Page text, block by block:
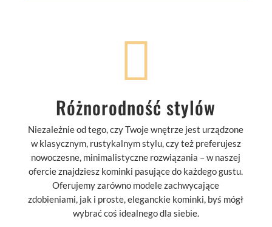

Różnorodność stylów
Niezależnie od tego, czy Twoje wnętrze jest urządzone
w klasycznym, rustykalnym stylu, czy też preferujesz
nowoczesne, minimalistyczne rozwiązania – w naszej
ofercie znajdziesz kominki pasujące do każdego gustu.
Oferujemy zarówno modele zachwycające
zdobieniami, jak i proste, eleganckie kominki, byś mógł
wybrać coś idealnego dla siebie.